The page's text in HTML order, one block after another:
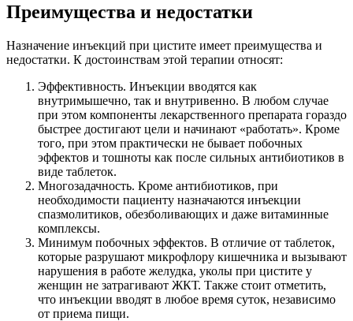
Преимущества и недостатки
Назначение инъекций при цистите имеет преимущества и
недостатки. К достоинствам этой терапии относят:
Эффективность. Инъекции вводятся как
внутримышечно, так и внутривенно. В любом случае
при этом компоненты лекарственного препарата гораздо
быстрее достигают цели и начинают «работать». Кроме
того, при этом практически не бывает побочных
эффектов и тошноты как после сильных антибиотиков в
виде таблеток.
Многозадачность. Кроме антибиотиков, при
необходимости пациенту назначаются инъекции
спазмолитиков, обезболивающих и даже витаминные
комплексы.
Минимум побочных эффектов. В отличие от таблеток,
которые разрушают микрофлору кишечника и вызывают
нарушения в работе желудка, уколы при цистите у
женщин не затрагивают ЖКТ. Также стоит отметить,
что инъекции вводят в любое время суток, независимо
от приема пищи.